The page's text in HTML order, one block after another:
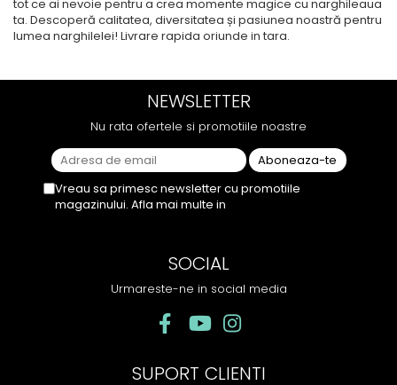
tot ce ai nevoie pentru a crea momente magice cu narghileaua
ta. Descoperă calitatea, diversitatea și pasiunea noastră pentru
lumea narghilelei! Livrare rapida oriunde in tara.
NEWSLETTER
Nu rata ofertele si promotiile noastre
Vreau sa primesc newsletter cu promotiile
magazinului. Afla mai multe in
SOCIAL
Urmareste-ne in social media
SUPORT CLIENTI